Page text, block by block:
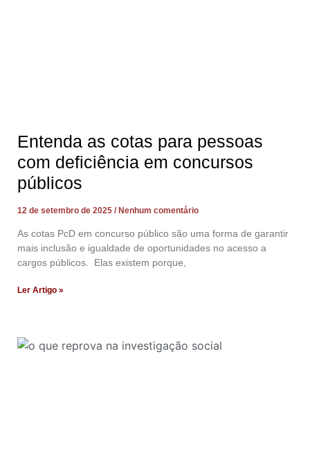
Entenda as cotas para pessoas
com deficiência em concursos
públicos
12 de setembro de 2025 Nenhum comentário
As cotas PcD em concurso público são uma forma de garantir
mais inclusão e igualdade de oportunidades no acesso a
cargos públicos. Elas existem porque,
Ler Artigo »